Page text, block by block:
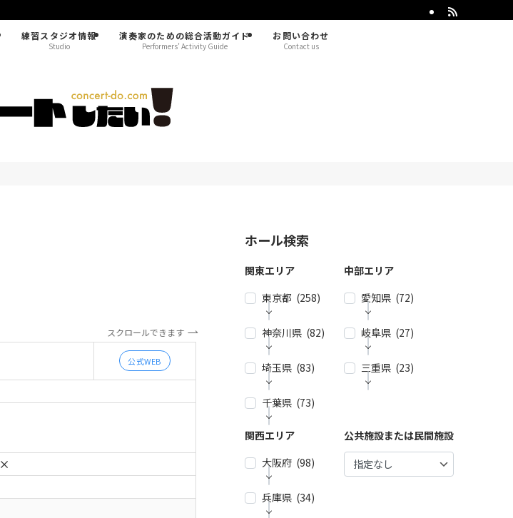
練習スタジオ情報
Studio
演奏家のための総合活動ガイド
Performers’ Activity Guide
お問い合わせ
Contact us
スクロールできます
公式WEB
ホール検索
関東エリア
東京都 (258)
| … 新宿
谷区 (3
9)
| … 千代
田区・
区・港
区・大
田区 (1
神奈川県 (82)
| … 横浜
| … 川崎
| … 鎌倉
子・横
市・藤
埼玉県 (83)
| … 春日
富士見
じみ野
| … 狭山
千葉県 (73)
| … 千葉
橋市・
市 (21)
中部エリア
愛知県 (72)
| … 名古
7)
宮市 (6)
| … 稲沢
市/・尾
岐阜県 (27)
| … 岐阜
| … 各務
関市・
羽島
三重県 (23)
日市
| … 鈴鹿
市・松
関西エリア
大阪府 (98)
| … 大阪
兵庫県 (34)
公共施設または民間施設